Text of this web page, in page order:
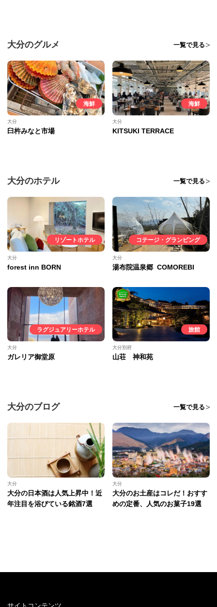
大分のグルメ 一覧で見る
海鮮
大分
臼杵みなと市場
海鮮
大分
KITSUKI TERRACE
大分のホテル 一覧で見る
リゾートホテル
大分
forest inn BORN
コテージ・グランピング
大分
湯布院温泉郷 COMOREBI
ラグジュアリーホテル
大分
ガレリア御堂原
旅館
大分別府
山荘 神和苑
大分のブログ 一覧で見る
大分
大分の日本酒は人気上昇中！近
年注目を浴びている銘酒7選
大分
大分のお土産はコレだ！おすす
めの定番、人気のお菓子19選